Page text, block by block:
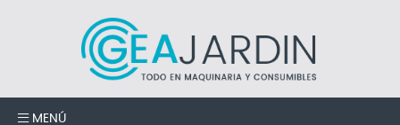
RESULTADOS DE LA BÚSQUEDA
MENÚ